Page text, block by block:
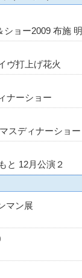
ショー2009 布施 明
ヴ打上げ花火
ナーショー
スディナーショー
と 12月公演２
マン展